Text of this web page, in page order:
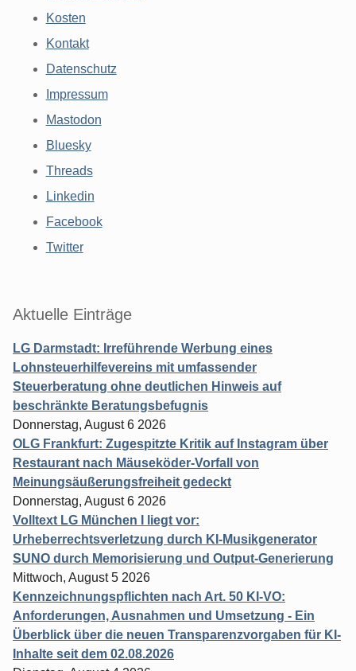
Kosten
Kontakt
Datenschutz
Impressum
Mastodon
Bluesky
Threads
Linkedin
Facebook
Twitter
Aktuelle Einträge
LG Darmstadt: Irreführende Werbung eines
Lohnsteuerhilfevereins mit umfassender
Steuerberatung ohne deutlichen Hinweis auf
beschränkte Beratungsbefugnis
Donnerstag, August 6 2026
OLG Frankfurt: Zugespitzte Kritik auf Instagram über
Restaurant nach Mäuseköder-Vorfall von
Meinungsäußerungsfreiheit gedeckt
Donnerstag, August 6 2026
Volltext LG München I liegt vor:
Urheberrechtsverletzung durch KI-Musikgenerator
SUNO durch Memorisierung und Output-Generierung
Mittwoch, August 5 2026
Kennzeichnungspflichten nach Art. 50 KI-VO:
Anforderungen, Ausnahmen und Umsetzung - Ein
Überblick über die neuen Transparenzvorgaben für KI-
Inhalte seit dem 02.08.2026